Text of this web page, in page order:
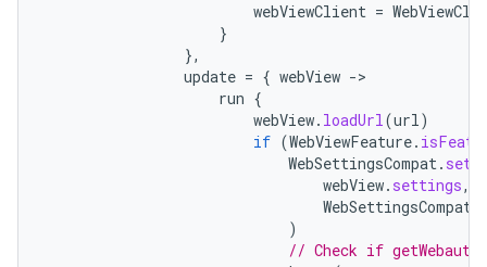
webViewClient =
}
},
update = { webView -
run {
webView. loadUrl(url)
if (WebViewFeature.
WebSettingsCompat.
webView. settings,
WebSettingsCompat
)
// Check if